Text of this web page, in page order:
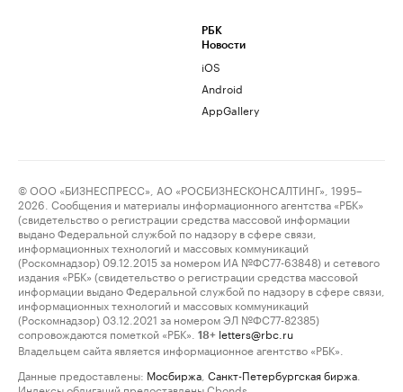
РБК
Новости
iOS
Android
AppGallery
© ООО «БИЗНЕСПРЕСС», АО «РОСБИЗНЕСКОНСАЛТИНГ», 1995–
2026. Сообщения и материалы информационного агентства «РБК»
(свидетельство о регистрации средства массовой информации
выдано Федеральной службой по надзору в сфере связи,
информационных технологий и массовых коммуникаций
(Роскомнадзор) 09.12.2015 за номером ИА №ФС77-63848) и сетевого
издания «РБК» (свидетельство о регистрации средства массовой
информации выдано Федеральной службой по надзору в сфере связи,
информационных технологий и массовых коммуникаций
(Роскомнадзор) 03.12.2021 за номером ЭЛ №ФС77-82385)
сопровождаются пометкой «РБК».
18+ letters@rbc.ru
Владельцем сайта является информационное агентство «РБК».
Данные предоставлены: Мосбиржа Санкт-Петербургская биржа